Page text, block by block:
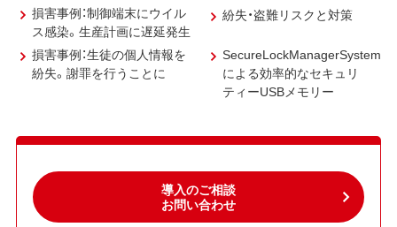
損害事例：制御端末にウイル
ス感染。生産計画に遅延発生
紛失・盗難リスクと対策
損害事例：生徒の個人情報を
紛失。謝罪を行うことに
SecureLockManagerSystem
による効率的なセキュリ
ティーUSBメモリー
導入のご相談
お問い合わせ